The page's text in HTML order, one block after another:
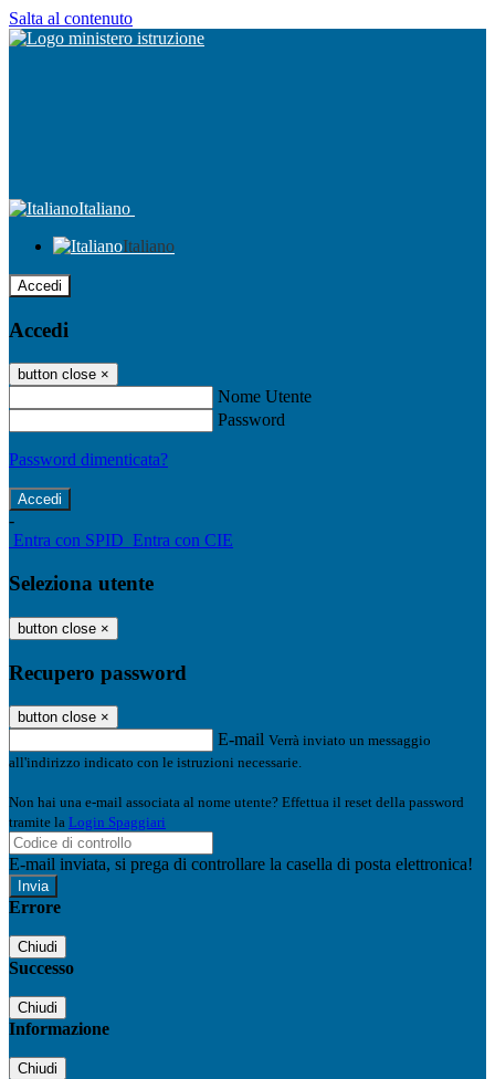
Salta al contenuto
Italiano
Italiano
Accedi
Accedi
button close ×
Nome Utente
Password
Password dimenticata?
-
Entra con SPID Entra con CIE
Seleziona utente
button close ×
Recupero password
button close ×
E-mail Verrà inviato un messaggio
all'indirizzo indicato con le istruzioni necessarie.
Non hai una e-mail associata al nome utente? Effettua il reset della password
tramite la Login Spaggiari
E-mail inviata, si prega di controllare la casella di posta elettronica!
Errore
Chiudi
Successo
Chiudi
Informazione
Chiudi